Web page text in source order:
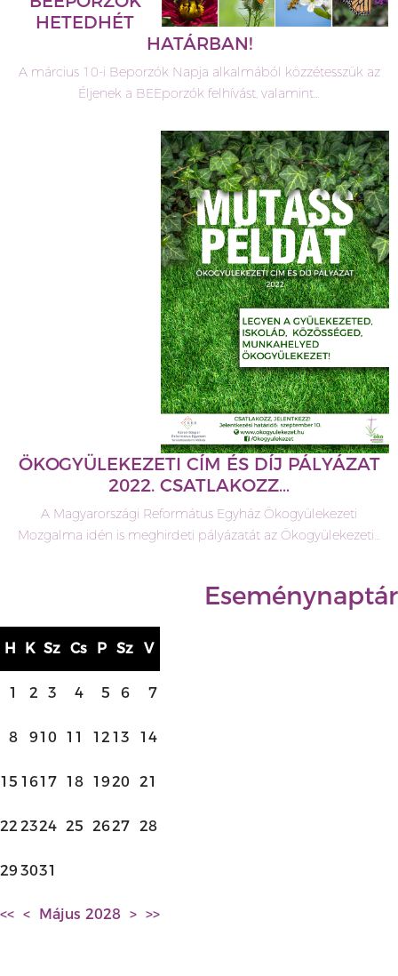
HETEDHÉT
HATÁRBAN!
A március 10-i Beporzók Napja alkalmából közzétesszük az
Éljenek a BEEporzók felhívást, valamint…
ÖKOGYÜLEKEZETI CÍM ÉS DÍJ PÁLYÁZAT
2022. CSATLAKOZZ…
A Magyarországi Református Egyház Ökogyülekezeti
Mozgalma idén is meghirdeti pályázatát az Ökogyülekezeti…
Eseménynaptár
<< < Május 2028 > >>
H K Sz Cs P Sz V
1 2 3 4 5 6 7
8 910 11 12 13 14
15 1617 18 1920 21
22 2324 25 2627 28
29 3031